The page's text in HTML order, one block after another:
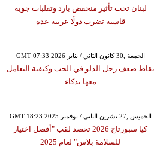
لبنان تحت تأثير منخفض بارد وتقلبات جوية
قاسية تضرب دولًا عربية عدة
GMT 07:33 2026 الجمعة ,30 كانون الثاني / يناير
نقاط ضعف رجل الدلو في الحب وكيفية التعامل
معها بذكاء
GMT 18:23 2025 الخميس ,27 تشرين الثاني / نوفمبر
كيا سبورتاج 2026 تحصد لقب "أفضل اختيار
للسلامة بلاس" لعام 2025